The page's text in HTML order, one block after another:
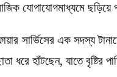
যোগাযোগমাধ্যমে
সার্ভিসের এক সদস্য
ধরে হাঁটছেন, যাতে